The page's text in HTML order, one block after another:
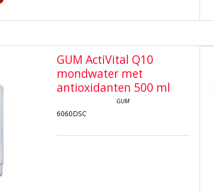
GUM ActiVital Q10
mondwater met
antioxidanten 500 ml
GUM
6060DSC